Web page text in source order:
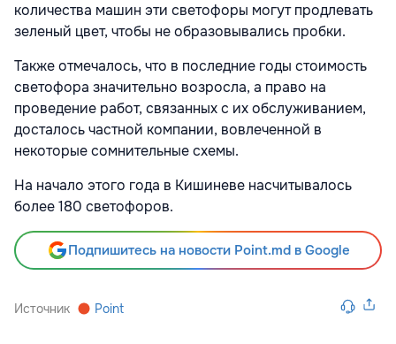
количества машин эти светофоры могут продлевать
зеленый цвет, чтобы не образовывались пробки.
Также отмечалось, что в последние годы стоимость
светофора значительно возросла, а право на
проведение работ, связанных с их обслуживанием,
досталось частной компании, вовлеченной в
некоторые сомнительные схемы.
На начало этого года в Кишиневе насчитывалось
более 180 светофоров.
Подпишитесь на новости Point.md в Google
Источник Point